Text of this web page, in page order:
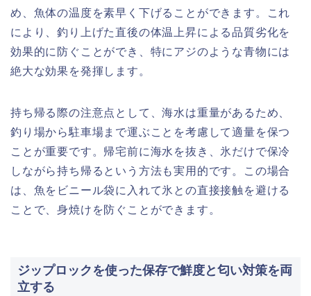
め、魚体の温度を素早く下げることができます。これ
により、釣り上げた直後の体温上昇による品質劣化を
効果的に防ぐことができ、特にアジのような青物には
絶大な効果を発揮します。
持ち帰る際の注意点として、海水は重量があるため、
釣り場から駐車場まで運ぶことを考慮して適量を保つ
ことが重要です。帰宅前に海水を抜き、氷だけで保冷
しながら持ち帰るという方法も実用的です。この場合
は、魚をビニール袋に入れて氷との直接接触を避ける
ことで、身焼けを防ぐことができます。
ジップロックを使った保存で鮮度と匂い対策を両
立する